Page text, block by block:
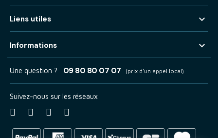
Liens utiles 
Informations 
Une question ? 09 80 80 07 07 (prix d'un appel local)
Suivez-nous sur les réseaux